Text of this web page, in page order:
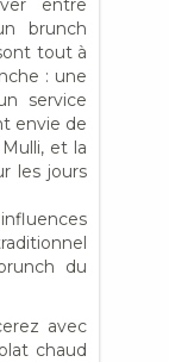
entre
brunch
tout à
: une
service
envie de
et la
les jours
du
avec
chaud